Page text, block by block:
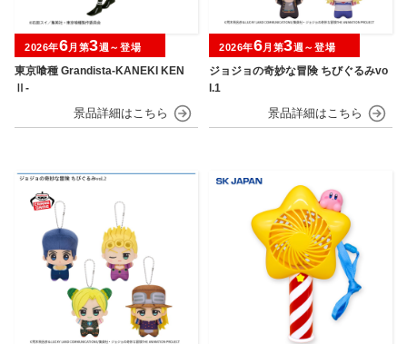
東京喰種 Grandista-KANEKI KEN
Ⅱ-
2026年6月第3週～登場
ジョジョの奇妙な冒険 ちびぐるみvo
l.1
2026年6月第3週～登場